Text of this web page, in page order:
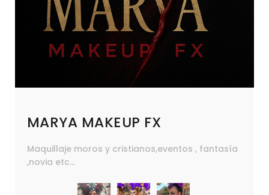
MARYA MAKEUP FX
Maquillaje moros y cristianos,eventos , fantasía
,novia etc...